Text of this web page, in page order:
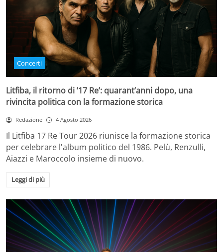
Concerti
Litfiba, il ritorno di ’17 Re’: quarant’anni dopo, una
rivincita politica con la formazione storica
Redazione 4 Agosto 2026
Il Litfiba 17 Re Tour 2026 riunisce la formazione storica
per celebrare l'album politico del 1986. Pelù, Renzulli,
Aiazzi e Maroccolo insieme di nuovo.
Leggi di più